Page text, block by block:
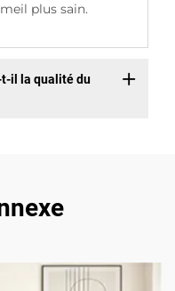
plus sain.
il la qualité du